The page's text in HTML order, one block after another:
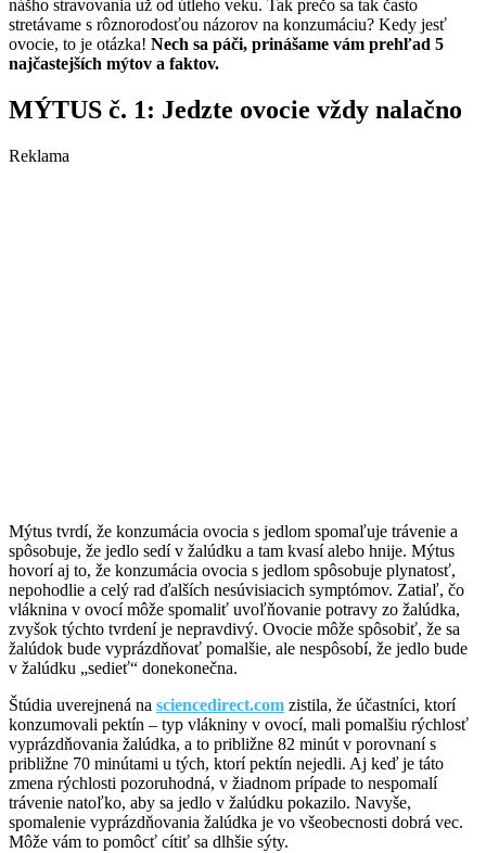
nášho stravovania už od útleho veku. Tak prečo sa tak často
stretávame s rôznorodosťou názorov na konzumáciu? Kedy jesť
ovocie, to je otázka! Nech sa páči, prinášame vám prehľad 5
najčastejších mýtov a faktov.
MÝTUS č. 1: Jedzte ovocie vždy nalačno
Reklama
Mýtus tvrdí, že konzumácia ovocia s jedlom spomaľuje trávenie a
spôsobuje, že jedlo sedí v žalúdku a tam kvasí alebo hnije. Mýtus
hovorí aj to, že konzumácia ovocia s jedlom spôsobuje plynatosť,
nepohodlie a celý rad ďalších nesúvisiacich symptómov. Zatiaľ, čo
vláknina v ovocí môže spomaliť uvoľňovanie potravy zo žalúdka,
zvyšok týchto tvrdení je nepravdivý. Ovocie môže spôsobiť, že sa
žalúdok bude vyprázdňovať pomalšie, ale nespôsobí, že jedlo bude
v žalúdku „sedieť“ donekonečna.
Štúdia uverejnená na sciencedirect.com zistila, že účastníci, ktorí
konzumovali pektín – typ vlákniny v ovocí, mali pomalšiu rýchlosť
vyprázdňovania žalúdka, a to približne 82 minút v porovnaní s
približne 70 minútami u tých, ktorí pektín nejedli. Aj keď je táto
zmena rýchlosti pozoruhodná, v žiadnom prípade to nespomalí
trávenie natoľko, aby sa jedlo v žalúdku pokazilo. Navyše,
spomalenie vyprázdňovania žalúdka je vo všeobecnosti dobrá vec.
Môže vám to pomôcť cítiť sa dlhšie sýty.